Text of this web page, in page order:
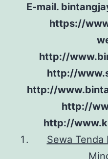
E-mail.
https://
http://
http://
http://
http://
http://
Sewa Tenda